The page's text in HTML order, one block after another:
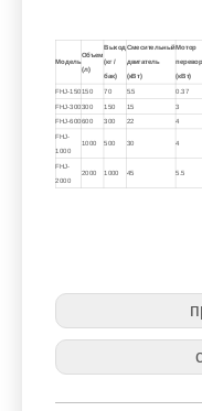
Модель
Объем
(л)
Выход
(кг /
бак)
Смесительный
двигатель
(кВт)
Мотор
(кВт)
FHJ-150150 70 5.5 0.37
FHJ-300300 150 15 3
FHJ-600600 300 22 4
FHJ-
1000
1000 500 30 4
FHJ-
2000
2000 1000 45 5.5